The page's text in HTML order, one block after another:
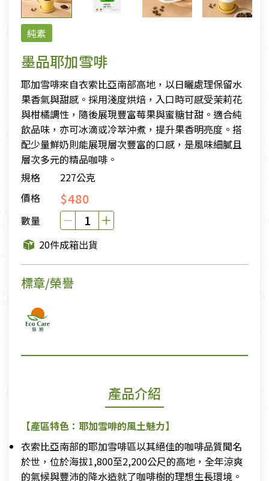
純素
墨品耶加雪啡
耶加雪啡來自衣索比亞南部高地，以日曬處理保留水
果香氣與甜感。採用淺度烘焙，入口時可感受茉莉花
與柑橘調性，隨後展現豐富莓果與蜜糖甘甜。適合純
飲品味，亦可冰滴或冷萃沖煮，提升果香明亮度。搭
配少量鮮奶則能展現層次豐富的口感，是風味細膩且
層次多元的精品咖啡。
規格
227公克
價格
$480
數量
20件成箱出貨
標章/榮譽
產品介紹
【產區特色：耶加雪啡的風土魅力】
衣索比亞南部的耶加雪啡區以其絕佳的咖啡品質聞名
於世，位於海拔1,800至2,200公尺的高地，全年涼爽
的氣候與豐沛的降水造就了咖啡樹的理想生長環境。